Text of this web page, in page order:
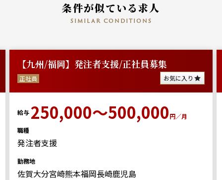
条件が似ている求人
similar conditions
【九州/福岡】発注者支援/正社員募集
正社員 お気に入り
給与 250,000～500,000円／月
職種
発注者支援
勤務地
佐賀大分宮崎熊本福岡長崎鹿児島